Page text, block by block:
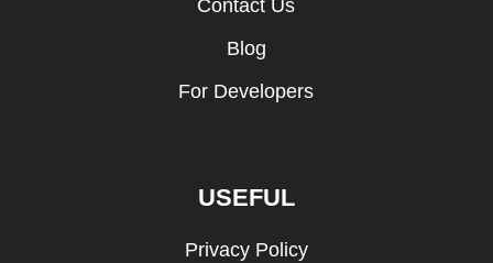
Contact Us
Blog
For Developers
USEFUL
Privacy Policy